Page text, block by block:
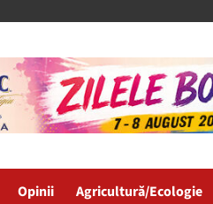
Opinii Agricultură/Ecologie